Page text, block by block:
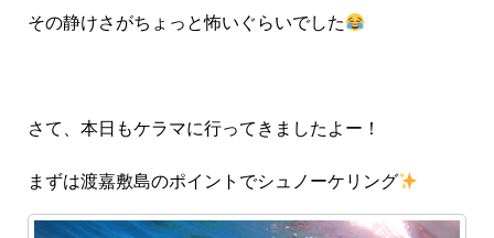
その静けさがちょっと怖いぐらいでした
さて、本日もケラマに行ってきましたよー！
まずは渡嘉敷島のポイントでシュノーケリング